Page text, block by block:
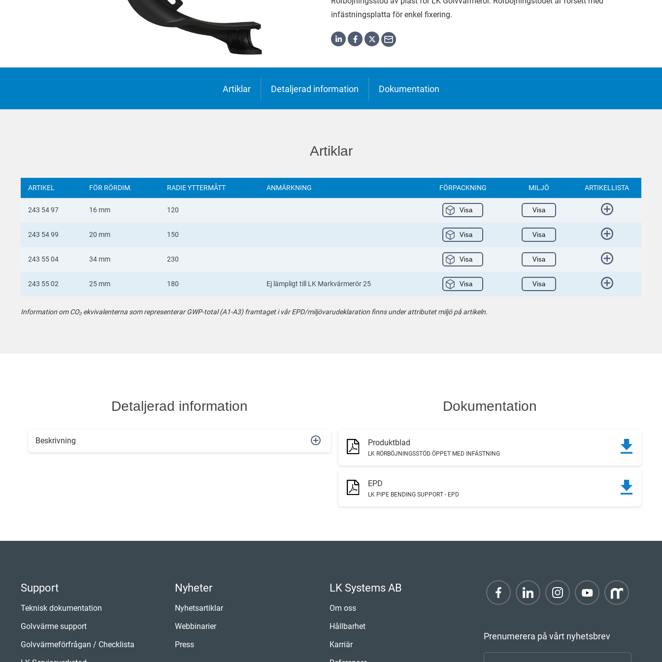
Yкраїнська
Suomi
infästningsplatta för enkel fixering.
Artiklar Detaljerad information Dokumentation
Artiklar
ARTIKEL FÖR RÖRDIM. RADIE YTTERMÅTT ANMÄRKNING FÖRPACKNING MILJÖ ARTIKELLISTA
243 54 97 16 mm 120 Visa Visa
243 54 99 20 mm 150 Visa Visa
243 55 04 34 mm 230 Visa Visa
243 55 02 25 mm 180 Ej lämpligt till LK Markvärmerör 25 Visa Visa
Information om CO₂ ekvivalenterna som representerar GWP-total (A1-A3) framtaget i vår EPD/miljövarudeklaration finns under attributet miljö på artikeln.
Detaljerad information
Beskrivning
Dokumentation
Produktblad
LK RÖRBÖJNINGSSTÖD ÖPPET MED INFÄSTNING
EPD
LK PIPE BENDING SUPPORT - EPD
Support
Teknisk dokumentation
Golvvärme support
Golvvärmeförfrågan / Checklista
Nyheter
Nyhetsartiklar
Webbinarier
Press
LK Systems AB
Om oss
Hållbarhet
Karriär
Prenumerera på vårt nyhetsbrev